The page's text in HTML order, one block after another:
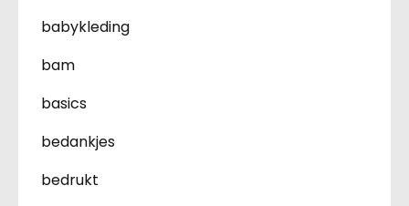
babykleding
bam
basics
bedankjes
bedrukt